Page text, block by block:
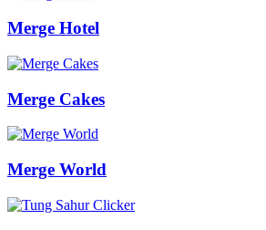
Merge Hotel
Merge Cakes
Merge World